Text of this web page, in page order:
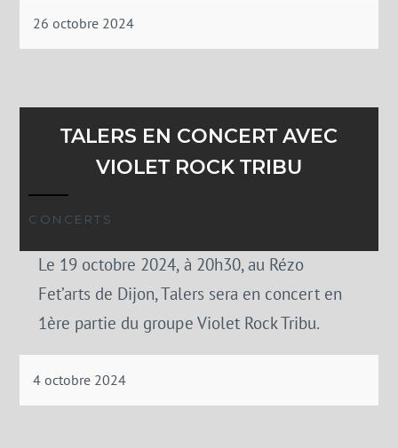
26 octobre 2024
TALERS EN CONCERT AVEC
VIOLET ROCK TRIBU
CONCERTS
Le 19 octobre 2024, à 20h30, au Rézo
Fet’arts de Dijon, Talers sera en concert en
1ère partie du groupe Violet Rock Tribu.
4 octobre 2024